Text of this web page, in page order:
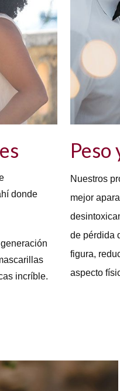
donde
incríble.
Peso
Nuestros
mejor
de pérdida
figura,
aspecto